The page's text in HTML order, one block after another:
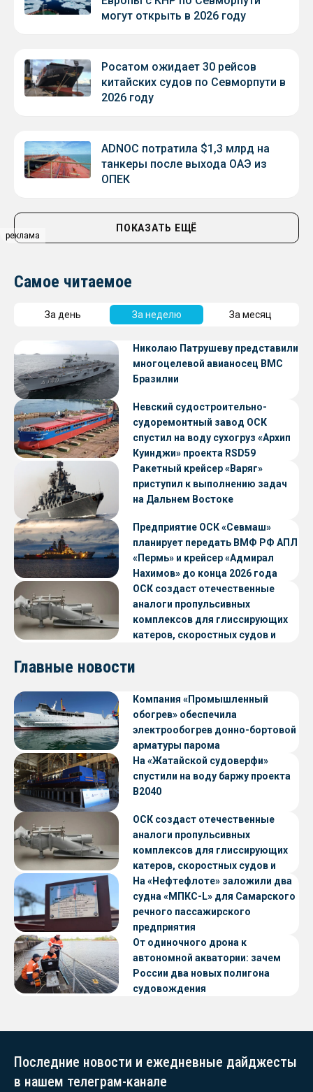
реклама
могут открыть в 2026 году
Росатом ожидает 30 рейсов
китайских судов по Севморпути в
2026 году
ADNOC потратила $1,3 млрд на
танкеры после выхода ОАЭ из
ОПЕК
ПОКАЗАТЬ ЕЩЁ
Самое читаемое
За день За неделю За месяц
Николаю Патрушеву представили
многоцелевой авианосец ВМС
Бразилии
Невский судостроительно-
судоремонтный завод ОСК
спустил на воду сухогруз «Архип
Куинджи» проекта RSD59
Ракетный крейсер «Варяг»
приступил к выполнению задач
на Дальнем Востоке
Предприятие ОСК «Севмаш»
планирует передать ВМФ РФ АПЛ
«Пермь» и крейсер «Адмирал
Нахимов» до конца 2026 года
ОСК создаст отечественные
аналоги пропульсивных
комплексов для глиссирующих
катеров, скоростных судов и
Главные новости
Компания «Промышленный
обогрев» обеспечила
электрообогрев донно-бортовой
арматуры парома
«Петропавловск» проекта CNF22
На «Жатайской судоверфи»
спустили на воду баржу проекта
В2040
ОСК создаст отечественные
аналоги пропульсивных
комплексов для глиссирующих
катеров, скоростных судов и
судов с малой осадкой
На «Нефтефлоте» заложили два
судна «МПКС-L» для Самарского
речного пассажирского
предприятия
От одиночного дрона к
автономной акватории: зачем
России два новых полигона
судовождения
Последние новости и ежедневные дайджесты
в нашем телеграм-канале